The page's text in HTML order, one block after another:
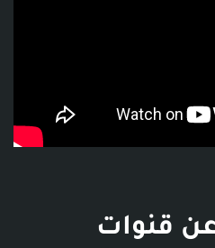
قنوات